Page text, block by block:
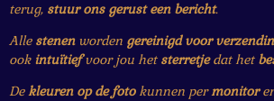
terug, stuur ons gerust een bericht.
Alle stenenworden gereinigd voor
ook intuïtiefvoor jou het sterretjedat het
Dekleuren op de fotokunnen permonitor